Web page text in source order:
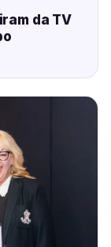
da TV